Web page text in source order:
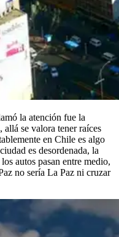
la atención fue la
se valora tener raíces
en Chile es algo
es desordenada, la
autos pasan entre medio,
no sería La Paz ni cruzar